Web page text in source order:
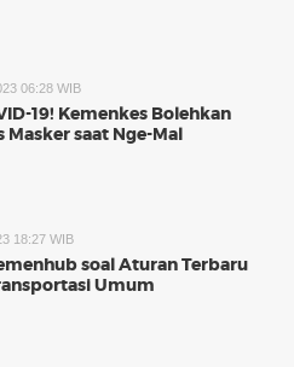
06:28 WIB
19! Kemenkes Bolehkan
Masker saat Nge-Mal
18:27 WIB
soal Aturan Terbaru
Umum